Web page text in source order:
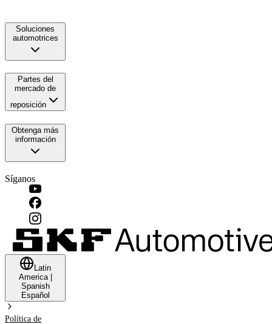
Soluciones
automotrices
Partes del
mercado de
reposición
Obtenga más
información
Síganos
Latin
America|
Spanish
Español
Política de